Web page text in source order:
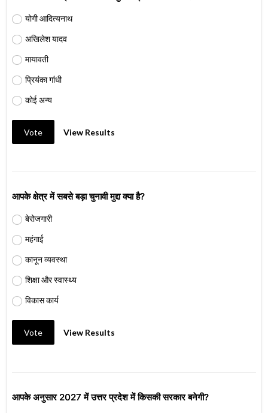
योगी आदित्यनाथ
अखिलेश यादव
मायावती
प्रियंका गांधी
कोई अन्य
Vote View Results
आपके क्षेत्र में सबसे बड़ा चुनावी मुद्दा क्या है?
बेरोजगारी
महंगाई
कानून व्यवस्था
शिक्षा और स्वास्थ्य
विकास कार्य
Vote View Results
आपके अनुसार 2027 में उत्तर प्रदेश में किसकी सरकार बनेगी?